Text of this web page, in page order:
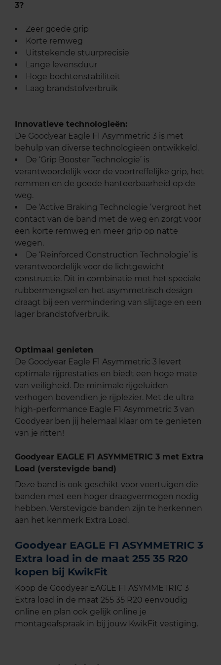
3?
Zeer goede grip
Korte remweg
Uitstekende stuurprecisie
Lange levensduur
Hoge bochtenstabiliteit
Laag brandstofverbruik
Innovatieve technologieën:
De Goodyear Eagle F1 Asymmetric 3 is met
behulp van diverse technologieën ontwikkeld.
De ‘Grip Booster Technologie’ is
verantwoordelijk voor de voortreffelijke grip, het
remmen en de goede hanteerbaarheid op de
weg.
De ‘Active Braking Technologie ‘vergroot het
contact van de band met de weg en zorgt voor
een korte remweg en meer grip op natte
wegen.
De ‘Reinforced Construction Technologie’ is
verantwoordelijk voor de lichtgewicht
constructie. Dit in combinatie met het speciale
rubbermengsel en het asymmetrisch design
draagt bij een vermindering van slijtage en een
lager brandstofverbruik.
Optimaal genieten
De Goodyear Eagle F1 Asymmetric 3 levert
optimale rijprestaties en biedt een hoge mate
van veiligheid. De minimale rijgeluiden
verhogen bovendien je rijplezier. Met de ultra
high-performance Eagle F1 Asymmetric 3 van
Goodyear ben jij helemaal klaar om te genieten
van je ritten!
Goodyear EAGLE F1 ASYMMETRIC 3 met Extra
Load (verstevigde band)
Deze band is ook geschikt voor voertuigen die
banden met een hoger draagvermogen nodig
hebben. Verstevigde banden zijn te herkennen
aan het kenmerk Extra Load.
Goodyear EAGLE F1 ASYMMETRIC 3
Extra load in de maat 255 35 R20
kopen bij KwikFit
Koop de Goodyear EAGLE F1 ASYMMETRIC 3
Extra load in de maat 255 35 R20 eenvoudig
online en plan ook gelijk online je
montageafspraak in bij jouw KwikFit vestiging.